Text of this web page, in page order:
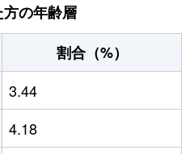
の年齢層
割合（%）
3.44
4.18